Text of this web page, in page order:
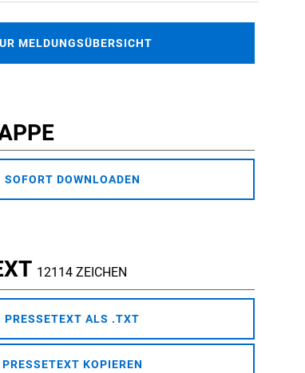
MELDUNGSÜBERSICHT
SOFORT DOWNLOADEN
12114 ZEICHEN
PRESSETEXT ALS .TXT
PRESSETEXT KOPIEREN